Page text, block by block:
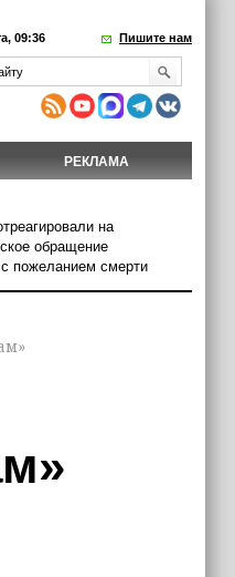
09:36 Пишите нам
РЕКЛАМА
на
обращение
пожеланием смерти